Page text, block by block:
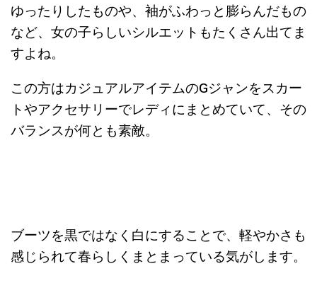
ゆったりしたものや、袖がふわっと膨らんだもの
など、女の子らしいシルエットもたくさん出てま
すよね。
この方はカジュアルアイテムのGジャンをスカー
トやアクセサリーでレディにまとめていて、その
バランスが何とも素敵。
ブーツを黒ではなく白にすることで、軽やかさも
感じられて春らしくまとまっている気がします。